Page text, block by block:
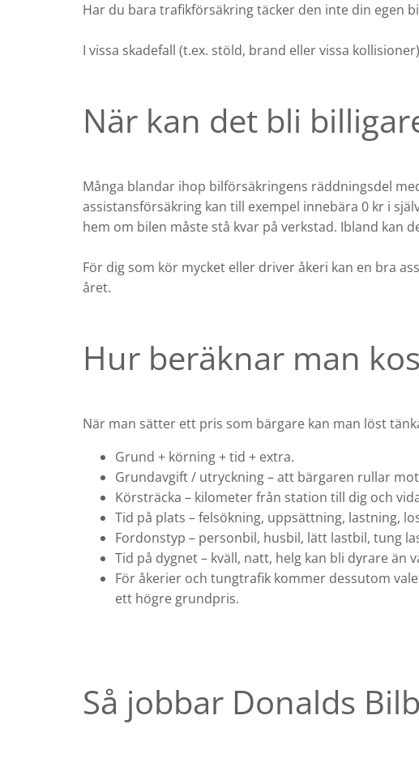
Har du bara trafikförsäkring täcker den inte din egen
I vissa skadefall (t.ex. stöld, brand eller vissa
När kan det bli
Många blandar ihop bilförsäkringens räddningsdel
assistansförsäkring kan till exempel innebära 0 kr i
hem om bilen måste stå kvar på verkstad. Ibland kan
För dig som kör mycket eller driver åkeri kan en bra
året.
Hur beräknar man
När man sätter ett pris som bärgare kan man löst
Grund + körning + tid + extra.
Grundavgift / utryckning – att bärgaren rullar
Körsträcka – kilometer från station till dig och
Tid på plats – felsökning, uppsättning, lastning,
Fordonstyp – personbil, husbil, lätt lastbil, tung
Tid på dygnet – kväll, natt, helg kan bli dyrare än
För åkerier och tungtrafik kommer dessutom
ett högre grundpris.
Så jobbar Donalds